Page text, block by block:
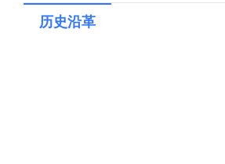
历史沿革